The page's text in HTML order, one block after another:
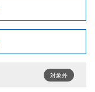
対象外